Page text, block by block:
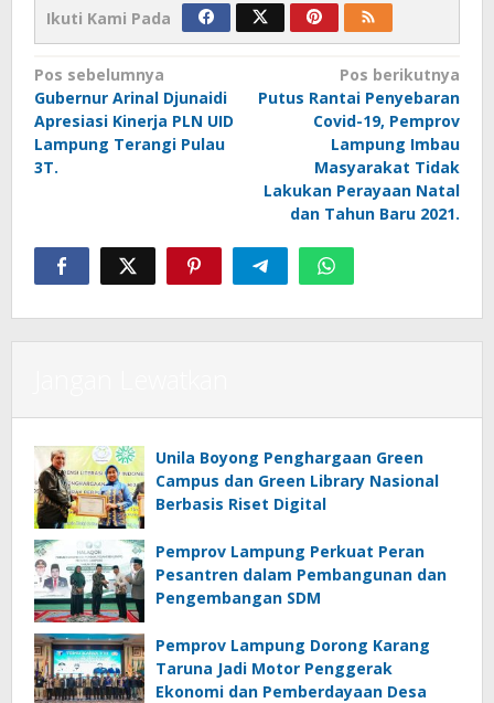
Ikuti Kami Pada
Navigasi
pos
Pos sebelumnya
Gubernur Arinal Djunaidi
Apresiasi Kinerja PLN UID
Lampung Terangi Pulau
3T.
Pos berikutnya
Putus Rantai Penyebaran
Covid-19, Pemprov
Lampung Imbau
Masyarakat Tidak
Lakukan Perayaan Natal
dan Tahun Baru 2021.
Unila Boyong Penghargaan Green
Campus dan Green Library Nasional
Berbasis Riset Digital
Pemprov Lampung Perkuat Peran
Pesantren dalam Pembangunan dan
Pengembangan SDM
Pemprov Lampung Dorong Karang
Taruna Jadi Motor Penggerak
Ekonomi dan Pemberdayaan Desa